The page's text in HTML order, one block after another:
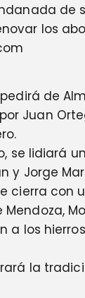
de
los
de
Juan
se lidiará
y Jorge
cierra
Mendoza,
a los
la